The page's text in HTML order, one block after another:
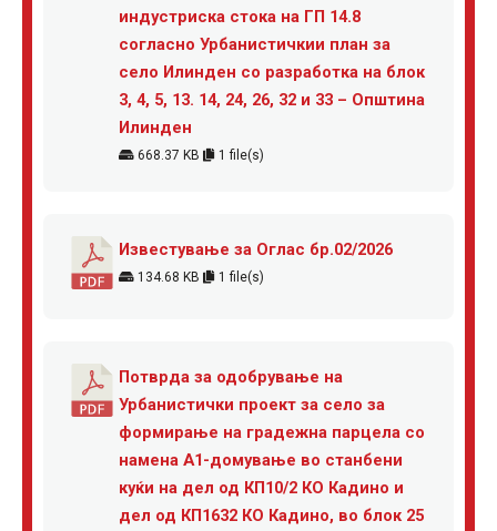
индустриска стока на ГП 14.8
согласно Урбанистичкии план за
село Илинден со разработка на блок
3, 4, 5, 13. 14, 24, 26, 32 и 33 – Општина
Илинден
668.37 KB 1 file(s)
Известување за Оглас бр.02/2026
134.68 KB 1 file(s)
Потврда за одобрување на
Урбанистички проект за село за
формирање на градежна парцела со
намена А1-домување во станбени
куќи на дел од КП10/2 КО Кадино и
дел од КП1632 КО Кадино, во блок 25